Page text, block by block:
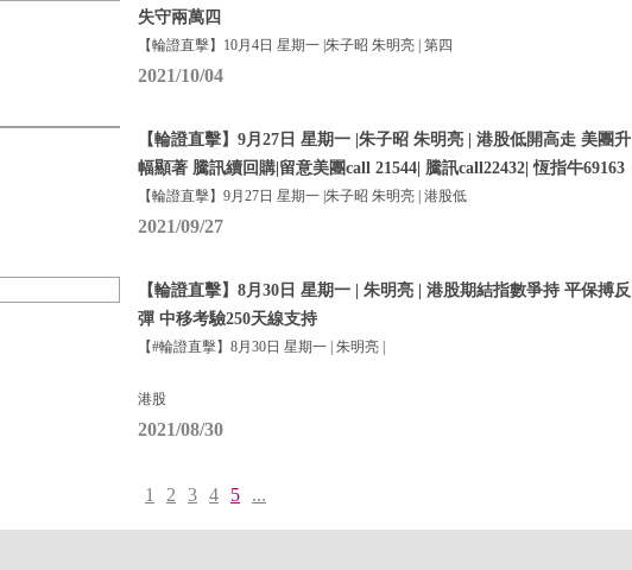
失守兩萬四
【輪證直擊】10月4日 星期一 |朱子昭 朱明亮 | 第四
2021/10/04
【輪證直擊】9月27日 星期一 |朱子昭 朱明亮 | 港股低開高走 美團升
幅顯著 騰訊續回購|留意美團call 21544| 騰訊call22432| 恆指牛69163
【輪證直擊】9月27日 星期一 |朱子昭 朱明亮 | 港股低
2021/09/27
【輪證直擊】8月30日 星期一 | 朱明亮 | 港股期結指數爭持 平保搏反
彈 中移考驗250天線支持
【#輪證直擊】8月30日 星期一 | 朱明亮 |
港股
2021/08/30
1 2 3 4 5 ...